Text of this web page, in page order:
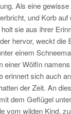
Als eine gewisse
und Korb
sie aus ihrer
hervor, weckt die
einem
einer Wölfin
erinnert sich auch
der Zeit. An
dem Geflügel
vom wilden Kind,